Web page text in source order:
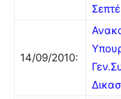
14/09/2010: